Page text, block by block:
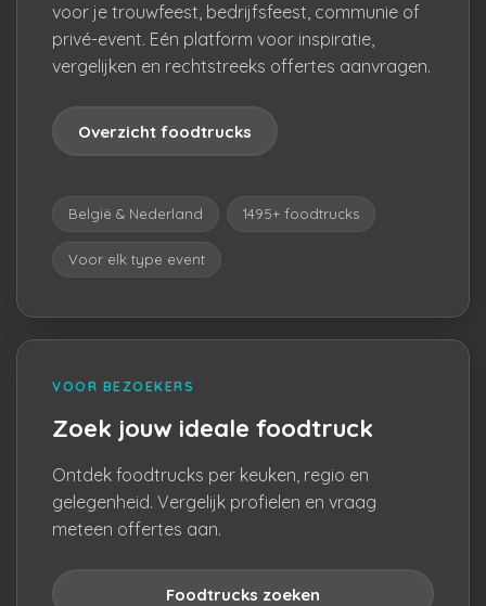
voor je trouwfeest, bedrijfsfeest, communie of
privé-event. Eén platform voor inspiratie,
vergelijken en rechtstreeks offertes aanvragen.
Overzicht foodtrucks
België & Nederland 1495+ foodtrucks
Voor elk type event
VOOR BEZOEKERS
Zoek jouw ideale foodtruck
Ontdek foodtrucks per keuken, regio en
gelegenheid. Vergelijk profielen en vraag
meteen offertes aan.
Foodtrucks zoeken